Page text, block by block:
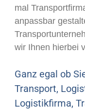
mal
anpassbar
wir Ihnen hierbei
Ganz egal ob
Transport,
Logistikfirma,